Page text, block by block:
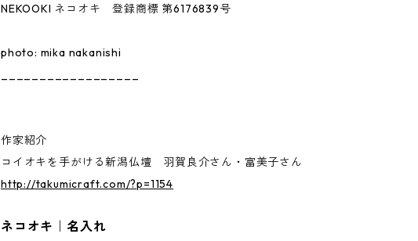
NEKOOKI ネコオキ 登録商標 第6176839号
photo: mika nakanishi
作家紹介
コイオキを手がける新潟仏壇 羽賀良介さん・富美子さん
http://takumicraft.com/?p=1154
ネコオキ｜名入れ